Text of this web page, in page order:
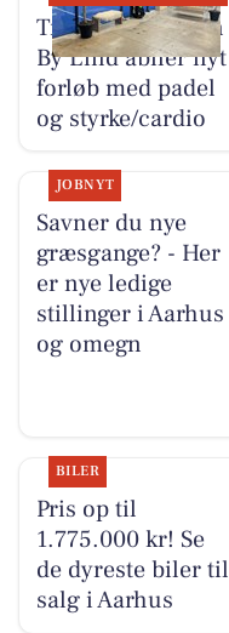
Træningsklubben
By Lind åbner nyt
forløb med padel
og styrke/cardio
JOBNYT
Savner du nye
græsgange? - Her
er nye ledige
stillinger i Aarhus
og omegn
BILER
Pris op til
1.775.000 kr! Se
de dyreste biler til
salg i Aarhus